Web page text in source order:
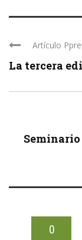
Artículo
La tercera
0